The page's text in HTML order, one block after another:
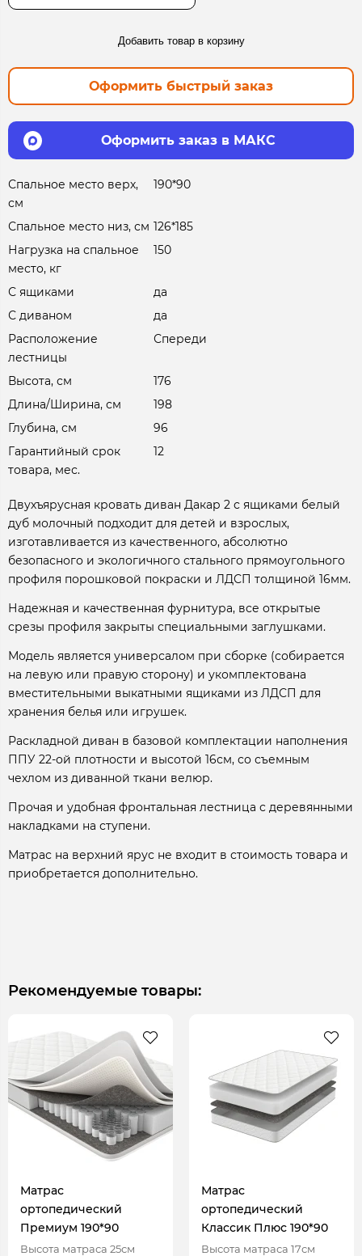
Добавить товар в корзину
Оформить быстрый заказ
Оформить заказ в МАКС
Спальное место верх,
см
190*90
Спальное место низ, см 126*185
Нагрузка на спальное
место, кг
150
С ящиками
да
С диваном
да
Расположение
лестницы
Спереди
Высота, см
176
Длина/Ширина, см
198
Глубина, см
96
Гарантийный срок
товара, мес.
12
Двухъярусная кровать диван Дакар 2 с ящиками белый
дуб молочный подходит для детей и взрослых,
изготавливается из качественного, абсолютно
безопасного и экологичного стального прямоугольного
профиля порошковой покраски и ЛДСП толщиной 16мм.
Надежная и качественная фурнитура, все открытые
срезы профиля закрыты специальными заглушками.
Модель является универсалом при сборке (собирается
на левую или правую сторону) и укомплектована
вместительными выкатными ящиками из ЛДСП для
хранения белья или игрушек.
Раскладной диван в базовой комплектации наполнения
ППУ 22-ой плотности и высотой 16см, со съемным
чехлом из диванной ткани велюр.
Прочая и удобная фронтальная лестница с деревянными
накладками на ступени.
Матрас на верхний ярус не входит в стоимость товара и
приобретается дополнительно.
Рекомендуемые товары:
Матрас
ортопедический
Премиум 190*90
Высота матраса 25см
Матрас
ортопедический
Классик Плюс 190*90
Высота матраса 17см